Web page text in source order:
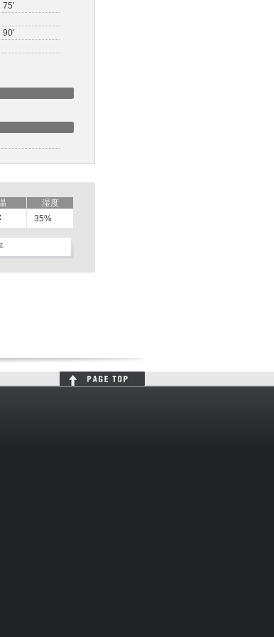
75'
90'
湿度
35%